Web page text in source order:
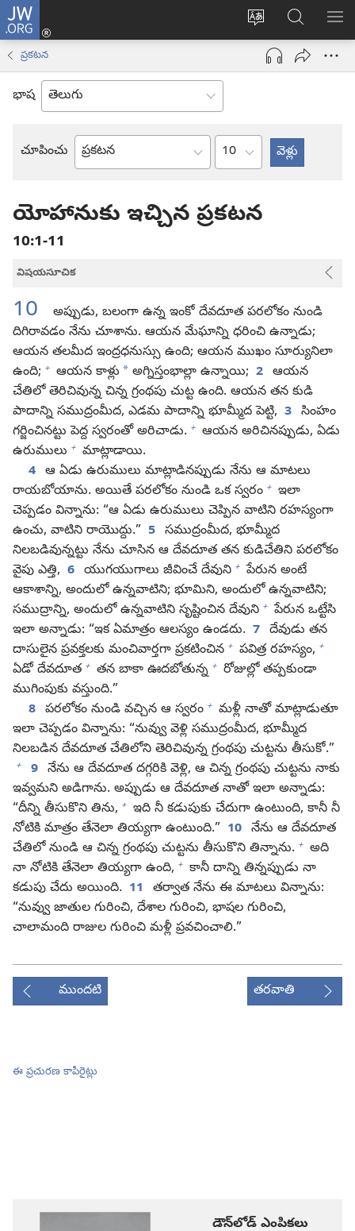
JW.ORG
సైట్
భాష
మార్చండి
లాగిన్
(కొత్త
ఓపెన్‌
JW.ORGలో
వెదకండి
ప్రకటన
భాష
చూపించు
బైబిలు
అధ్యాయం
యోహానుకు ఇచ్చిన ప్రకటన
10:1-11
విషయసూచిక
10
అప్పుడు, బలంగా ఉన్న ఇంకో దేవదూత పరలోకం నుండి
దిగిరావడం నేను చూశాను. ఆయన మేఘాన్ని ధరించి ఉన్నాడు;
ఆయన తలమీద ఇంద్రధనుస్సు ఉంది; ఆయన ముఖం సూర్యునిలా
ఉంది; + ఆయన కాళ్లు * అగ్నిస్తంభాల్లా ఉన్నాయి; 2 ఆయన
చేతిలో తెరిచివున్న చిన్న గ్రంథపు చుట్ట ఉంది. ఆయన తన కుడి
పాదాన్ని సముద్రంమీద, ఎడమ పాదాన్ని భూమ్మీద పెట్టి, 3 సింహం
గర్జించినట్టు పెద్ద స్వరంతో అరిచాడు. + ఆయన అరిచినప్పుడు, ఏడు
ఉరుములు + మాట్లాడాయి.
4 ఆ ఏడు ఉరుములు మాట్లాడినప్పుడు నేను ఆ మాటలు
రాయబోయాను. అయితే పరలోకం నుండి ఒక స్వరం + ఇలా
చెప్పడం విన్నాను: “ఆ ఏడు ఉరుములు చెప్పిన వాటిని రహస్యంగా
ఉంచు, వాటిని రాయొద్దు.” 5 సముద్రంమీద, భూమ్మీద
నిలబడివున్నట్టు నేను చూసిన ఆ దేవదూత తన కుడిచేతిని పరలోకం
వైపు ఎత్తి, 6 యుగయుగాలు జీవించే దేవుని + పేరున అంటే
ఆకాశాన్ని, అందులో ఉన్నవాటిని; భూమిని, అందులో ఉన్నవాటిని;
సముద్రాన్ని, అందులో ఉన్నవాటిని సృష్టించిన దేవుని + పేరున ఒట్టేసి
ఇలా అన్నాడు: “ఇక ఏమాత్రం ఆలస్యం ఉండదు. 7 దేవుడు తన
దాసులైన ప్రవక్తలకు మంచివార్తగా ప్రకటించిన + పవిత్ర రహస్యం, +
ఏడో దేవదూత + తన బాకా ఊదబోతున్న + రోజుల్లో తప్పకుండా
ముగింపుకు వస్తుంది.”
8 పరలోకం నుండి వచ్చిన ఆ స్వరం + మళ్లీ నాతో మాట్లాడుతూ
ఇలా చెప్పడం విన్నాను: “నువ్వు వెళ్లి సముద్రంమీద, భూమ్మీద
నిలబడిన దేవదూత చేతిలోని తెరిచివున్న గ్రంథపు చుట్టను తీసుకో.”
+ 9 నేను ఆ దేవదూత దగ్గరికి వెళ్లి, ఆ చిన్న గ్రంథపు చుట్టను నాకు
ఇవ్వమని అడిగాను. అప్పుడు ఆ దేవదూత నాతో ఇలా అన్నాడు:
“దీన్ని తీసుకొని తిను, + ఇది నీ కడుపుకు చేదుగా ఉంటుంది, కానీ నీ
నోటికి మాత్రం తేనెలా తియ్యగా ఉంటుంది.” 10 నేను ఆ దేవదూత
చేతిలో నుండి ఆ చిన్న గ్రంథపు చుట్టను తీసుకొని తిన్నాను. + అది
నా నోటికి తేనెలా తియ్యగా ఉంది, + కానీ దాన్ని తిన్నప్పుడు నా
కడుపు చేదు అయింది. 11
తర్వాత నేను ఈ మాటలు విన్నాను:
“నువ్వు జాతుల గురించి, దేశాల గురించి, భాషల గురించి,
చాలామంది రాజుల గురించి మళ్లీ ప్రవచించాలి.”
ముందటి తరవాతి
ఈ ప్రచురణ కాపీరైట్లు
డౌన్‌లోడ్‌ ఎంపికలు